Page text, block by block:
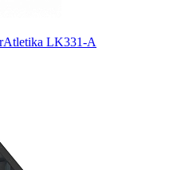
LK331-A